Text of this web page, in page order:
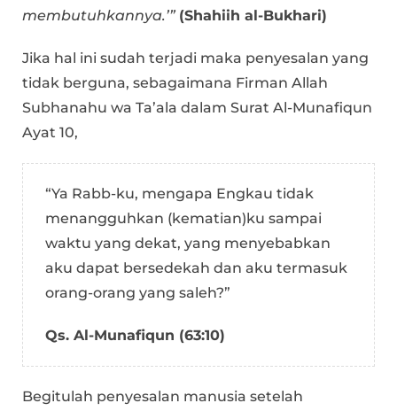
membutuhkannya.’” (Shahiih al-Bukhari)
Jika hal ini sudah terjadi maka penyesalan yang
tidak berguna, sebagaimana Firman Allah
Subhanahu wa Ta’ala dalam Surat Al-Munafiqun
Ayat 10,
“Ya Rabb-ku, mengapa Engkau tidak
menangguhkan (kematian)ku sampai
waktu yang dekat, yang menyebabkan
aku dapat bersedekah dan aku termasuk
orang-orang yang saleh?”
Qs. Al-Munafiqun (63:10)
Begitulah penyesalan manusia setelah